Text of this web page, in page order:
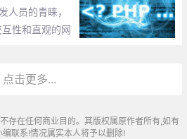
人员的青睐，
性和直观的网
开发的最佳语言
点击更多...
存在任何商业目的。其版权属原作者所有,如有
联系!情况属实本人将予以删除!